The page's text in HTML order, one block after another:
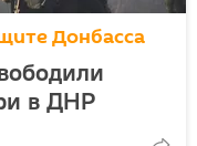
Донбасса
в ДНР